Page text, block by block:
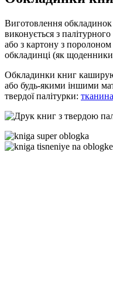
Виготовлення обкладинок
виконується з
або з картону з
обкладинці (як
Обкладинки книг
або будь-якими іншими
твердої палітурки: